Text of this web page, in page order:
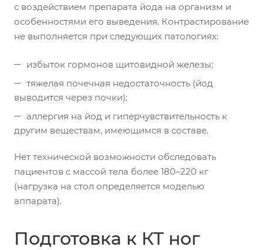
с воздействием препарата йода на организм и
особенностями его выведения. Контрастирование
не выполняется при следующих патологиях:
избыток гормонов щитовидной железы;
тяжелая почечная недостаточность (йод
выводится через почки);
аллергия на йод и гиперчувствительность к
другим веществам, имеющимся в составе.
Нет технической возможности обследовать
пациентов с массой тела более 180–220 кг
(нагрузка на стол определяется моделью
аппарата).
Подготовка к КТ ног